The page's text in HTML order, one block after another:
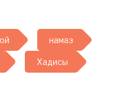
намаз
Хадисы